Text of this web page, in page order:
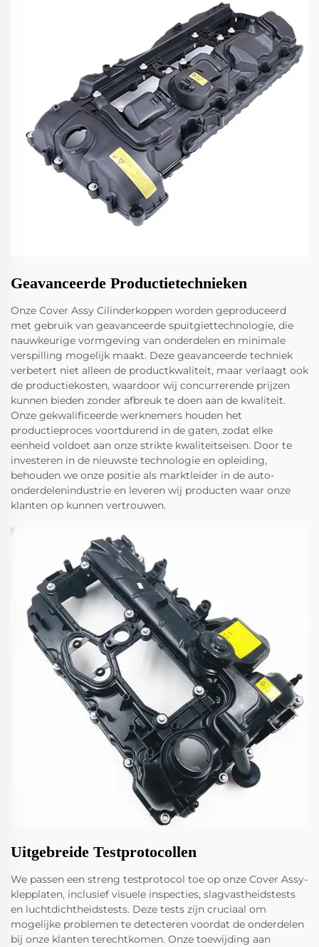
Geavanceerde Productietechnieken
Onze Cover Assy Cilinderkoppen worden geproduceerd
met gebruik van geavanceerde spuitgiettechnologie, die
nauwkeurige vormgeving van onderdelen en minimale
verspilling mogelijk maakt. Deze geavanceerde techniek
verbetert niet alleen de productkwaliteit, maar verlaagt ook
de productiekosten, waardoor wij concurrerende prijzen
kunnen bieden zonder afbreuk te doen aan de kwaliteit.
Onze gekwalificeerde werknemers houden het
productieproces voortdurend in de gaten, zodat elke
eenheid voldoet aan onze strikte kwaliteitseisen. Door te
investeren in de nieuwste technologie en opleiding,
behouden we onze positie als marktleider in de auto-
onderdelenindustrie en leveren wij producten waar onze
klanten op kunnen vertrouwen.
Uitgebreide Testprotocollen
We passen een streng testprotocol toe op onze Cover Assy-
klepplaten, inclusief visuele inspecties, slagvastheidstests
en luchtdichtheidstests. Deze tests zijn cruciaal om
mogelijke problemen te detecteren voordat de onderdelen
bij onze klanten terechtkomen. Onze toewijding aan